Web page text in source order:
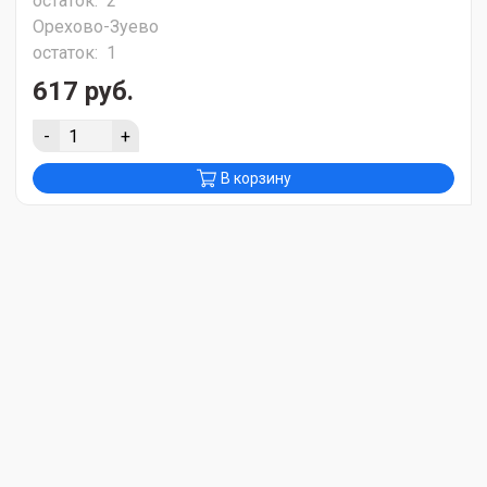
Орехово-Зуево
остаток: 1
617 руб.
- +
В корзину